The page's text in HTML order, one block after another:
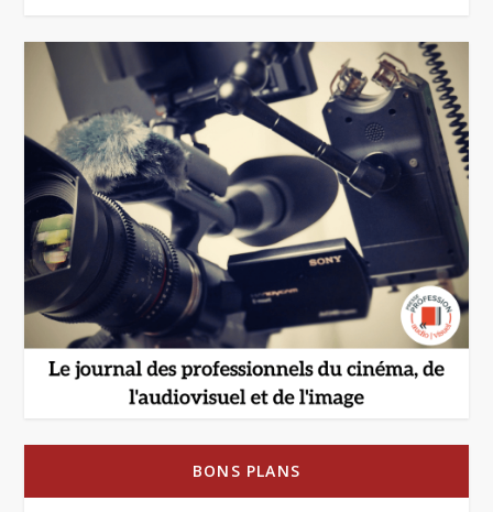
BONS PLANS